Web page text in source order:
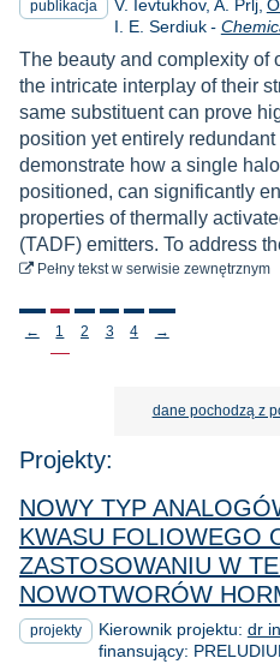
publikacja V. Ievtukhov A. Prlj
I. E. Serdiuk -
The beauty and complexity of
the intricate interplay of their
same substituent can prove
position yet entirely
demonstrate how a single
positioned, can significantly
properties of thermally
(TADF) emitters. To address
Pełny tekstdo pobrania
w serwisie zewnętrznym
Stronicowanie
← 1 2 3 4 →
dane pochodzą z
Projekty:
NOWY TYP
KWASU FOLIOWEGO
ZASTOSOWANIU W
NOWOTWORÓW
projekty Kierownik projektu: dr
finansujący: